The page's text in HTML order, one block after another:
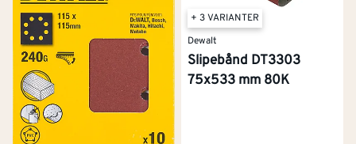
+ 3 VARIANTER
Dewalt
Slipebånd DT3303
75x533 mm 80K